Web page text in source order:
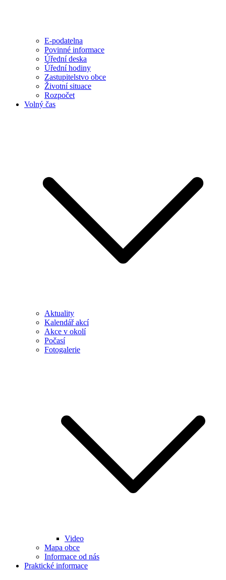
E-podatelna
Povinné informace
Úřední deska
Úřední hodiny
Zastupitelstvo obce
Životní situace
Rozpočet
Volný čas
Aktuality
Kalendář akcí
Akce v okolí
Počasí
Fotogalerie
Video
Mapa obce
Informace od nás
Praktické informace